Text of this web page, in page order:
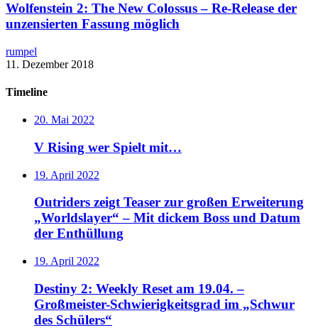
Wolfenstein 2: The New Colossus – ​Re-Release der
unzensierten Fassung möglich
rumpel
11. Dezember 2018
Timeline
20. Mai 2022
V Rising wer Spielt mit…
19. April 2022
Outriders zeigt Teaser zur großen Erweiterung
„Worldslayer“ – Mit dickem Boss und Datum
der Enthüllung
19. April 2022
Destiny 2: Weekly Reset am 19.04. –
Großmeister-Schwierigkeitsgrad im „Schwur
des Schülers“